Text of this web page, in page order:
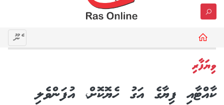
މެނޫ
ވިޔަފާރި
ކާއްޓާއި ފިޔާގެ އަގު ހެޔޮކޮށް، އުފަންވެލި